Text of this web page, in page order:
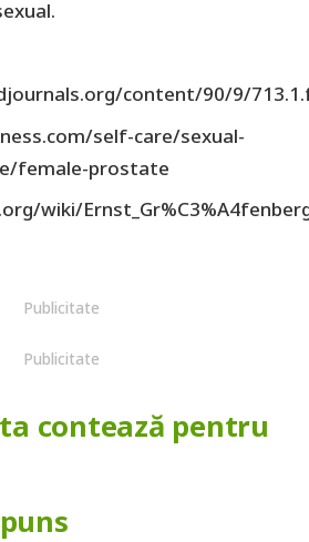
content/90/9/
self-care/sexual-
female-prostate
wiki/
Publicitate
Publicitate
contează pentru